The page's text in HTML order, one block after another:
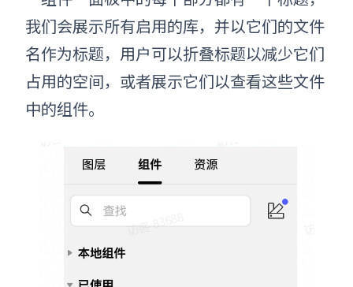
我们会展示所有启用的库，并以它们的文件
名作为标题，用户可以折叠标题以减少它们
占用的空间，或者展示它们以查看这些文件
中的组件。